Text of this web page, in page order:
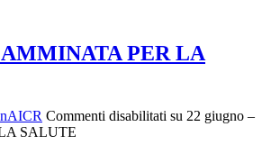
PER LA
Commenti disabilitati su 22 giugno –
SALUTE